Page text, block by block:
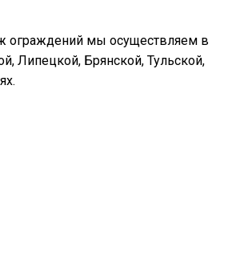
ограждений мы осуществляем в
Липецкой, Брянской, Тульской,